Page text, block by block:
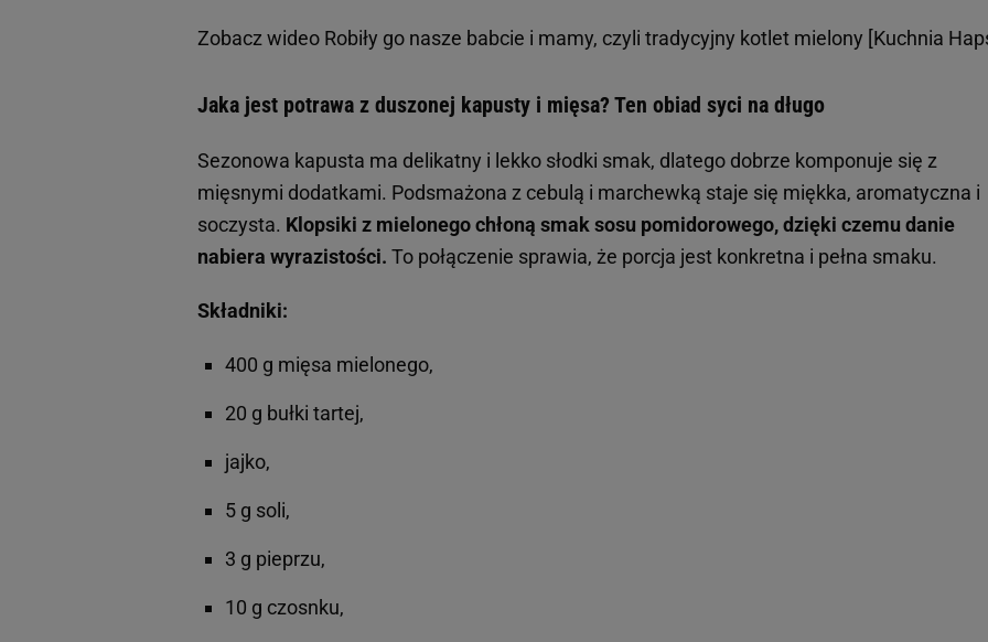
Zobacz wideo Robiły go nasze babcie i mamy, czyli tradycyjny kotlet mielony [Kuchnia
Jaka jest potrawa z duszonej kapusty i mięsa? Ten obiad syci na długo
Sezonowa kapusta ma delikatny i lekko słodki smak, dlatego dobrze komponuje się z
mięsnymi dodatkami. Podsmażona z cebulą i marchewką staje się miękka, aromatyczna i
soczysta. Klopsiki z mielonego chłoną smak sosu pomidorowego, dzięki czemu danie
nabiera wyrazistości. To połączenie sprawia, że porcja jest konkretna i pełna smaku.
Składniki:
400 g mięsa mielonego,
20 g bułki tartej,
jajko,
5 g soli,
3 g pieprzu,
10 g czosnku,